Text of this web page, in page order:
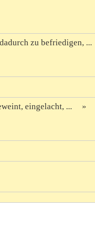
zu befriedigen, ...
eingelacht, ...